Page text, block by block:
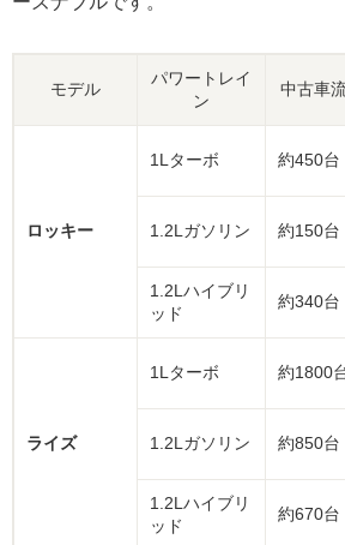
モデル
パワートレイ
ン
中古車
ロッキー
1Lターボ 約450台
1.2Lガソリン 約150台
1.2Lハイブリ
ッド
約340台
ライズ
1Lターボ 約1800
1.2Lガソリン 約850台
1.2Lハイブリ
ッド
約670台